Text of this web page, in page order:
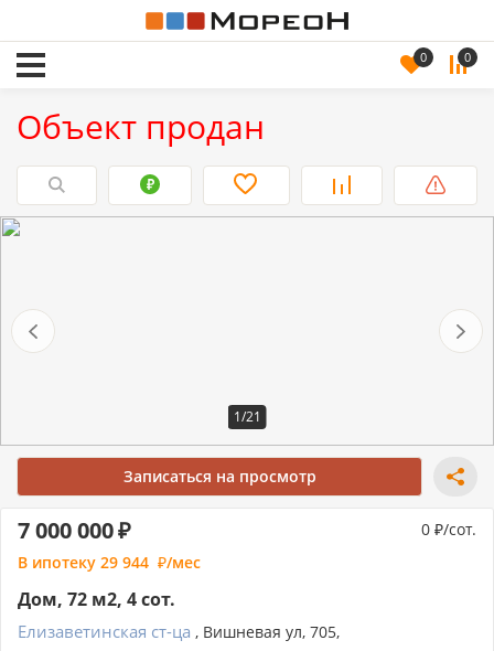
0 0
Объект продан
1/21
Записаться на просмотр
Дом, 72 м2, 4 сот.
Елизаветинская ст-ца , Вишневая ул, 705,
7 000 000 0
/сот.
В ипотеку 29 944 /мес